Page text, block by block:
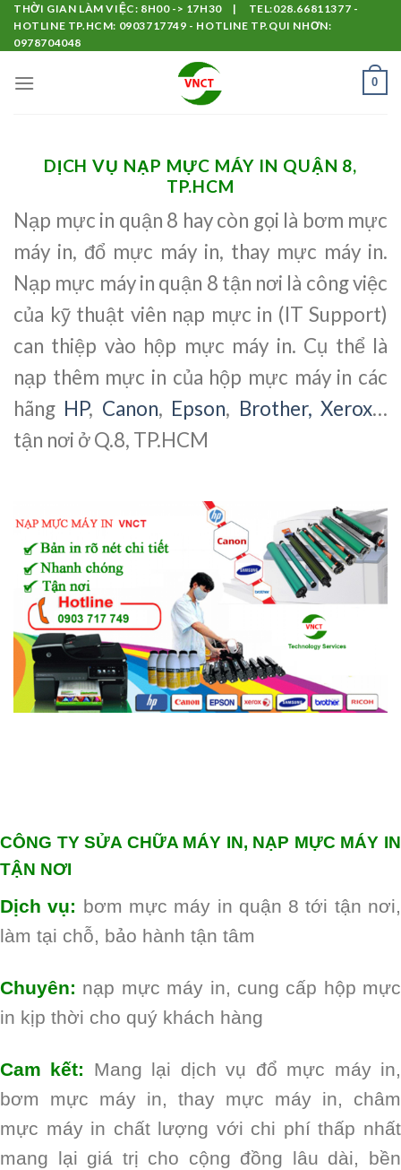
Skip
content
THỜI GIAN LÀM VIỆC: 8H00 -> 17H30 | TEL:028.66811377 -
HOTLINE TP.HCM: 0903717749 - HOTLINE TP.QUI NHƠN:
0978704048
0
DỊCH VỤ NẠP MỰC MÁY IN QUẬN 8,
TP.HCM
Nạp mực in quận 8 hay còn gọi là bơm mực
máy in, đổ mực máy in, thay mực máy in.
Nạp mực máy in quận 8 tận nơi là công việc
của kỹ thuật viên nạp mực in (IT Support)
can thiệp vào hộp mực máy in. Cụ thể là
nạp thêm mực in của hộp mực máy in các
hãng HP, Canon, Epson, Brother, Xerox…
tận nơi ở Q.8, TP.HCM
CÔNG TY SỬA CHỮA MÁY IN, NẠP MỰC MÁY IN
TẬN NƠI
Dịch vụ: bơm mực máy in quận 8 tới tận nơi,
làm tại chỗ, bảo hành tận tâm
Chuyên: nạp mực máy in, cung cấp hộp mực
in kịp thời cho quý khách hàng
Cam kết:
Mang lại dịch vụ đổ mực máy in,
bơm mực máy in, thay mực máy in, châm
mực máy in chất lượng với chi phí thấp nhất
mang lại giá trị cho cộng đồng lâu dài, bền